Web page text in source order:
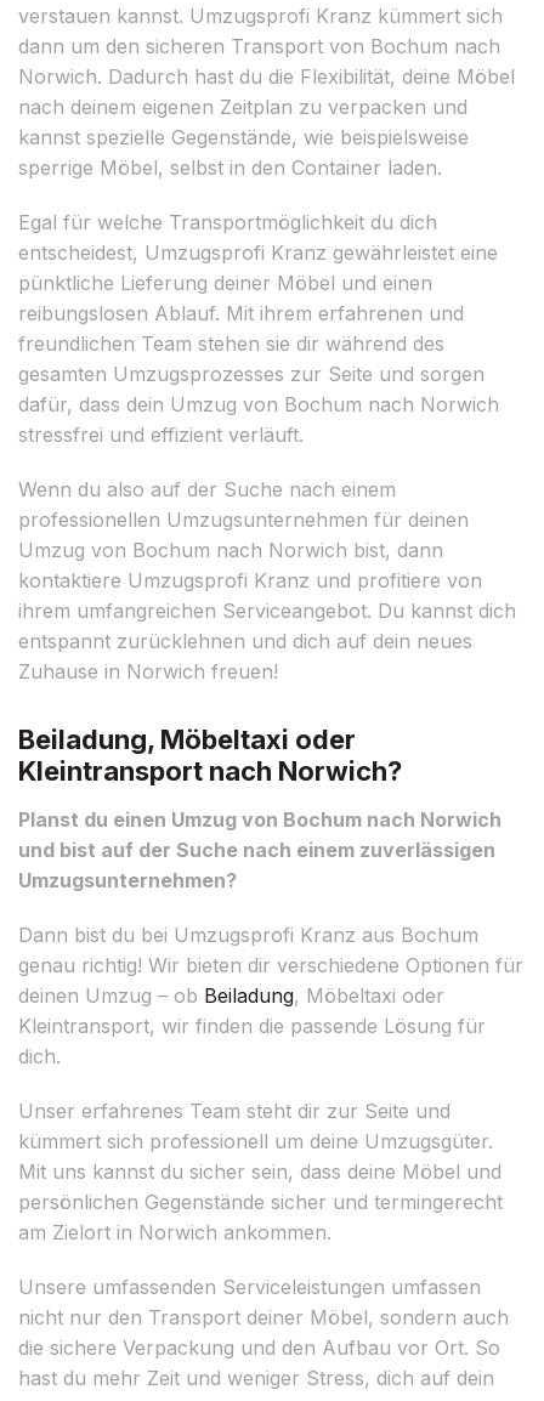
verstauen kannst. Umzugsprofi Kranz kümmert sich
dann um den sicheren Transport von Bochum nach
Norwich. Dadurch hast du die Flexibilität, deine Möbel
nach deinem eigenen Zeitplan zu verpacken und
kannst spezielle Gegenstände, wie beispielsweise
sperrige Möbel, selbst in den Container laden.
Egal für welche Transportmöglichkeit du dich
entscheidest, Umzugsprofi Kranz gewährleistet eine
pünktliche Lieferung deiner Möbel und einen
reibungslosen Ablauf. Mit ihrem erfahrenen und
freundlichen Team stehen sie dir während des
gesamten Umzugsprozesses zur Seite und sorgen
dafür, dass dein Umzug von Bochum nach Norwich
stressfrei und effizient verläuft.
Wenn du also auf der Suche nach einem
professionellen Umzugsunternehmen für deinen
Umzug von Bochum nach Norwich bist, dann
kontaktiere Umzugsprofi Kranz und profitiere von
ihrem umfangreichen Serviceangebot. Du kannst dich
entspannt zurücklehnen und dich auf dein neues
Zuhause in Norwich freuen!
Beiladung, Möbeltaxi oder
Kleintransport nach Norwich?
Planst du einen Umzug von Bochum nach Norwich
und bist auf der Suche nach einem zuverlässigen
Umzugsunternehmen?
Dann bist du bei Umzugsprofi Kranz aus Bochum
genau richtig! Wir bieten dir verschiedene Optionen für
deinen Umzug – ob Beiladung, Möbeltaxi oder
Kleintransport, wir finden die passende Lösung für
dich.
Unser erfahrenes Team steht dir zur Seite und
kümmert sich professionell um deine Umzugsgüter.
Mit uns kannst du sicher sein, dass deine Möbel und
persönlichen Gegenstände sicher und termingerecht
am Zielort in Norwich ankommen.
Unsere umfassenden Serviceleistungen umfassen
nicht nur den Transport deiner Möbel, sondern auch
die sichere Verpackung und den Aufbau vor Ort. So
hast du mehr Zeit und weniger Stress, dich auf dein